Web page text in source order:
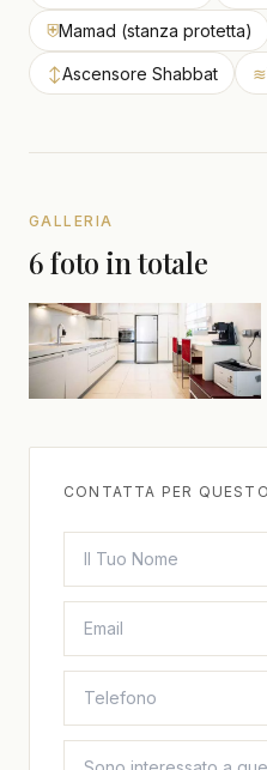
⛨Mamad (stanza protetta)
↕Ascensore Shabbat ≋
GALLERIA
6 foto in totale
CONTATTA PER